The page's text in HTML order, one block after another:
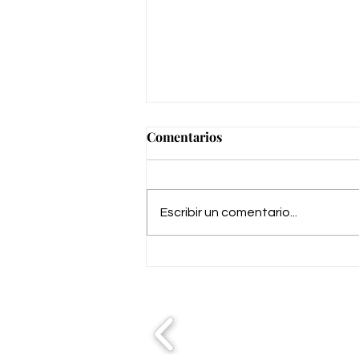
Comentarios
Escribir un comentario...